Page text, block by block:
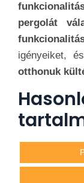
pergolát
igényeiket,
otthonuk